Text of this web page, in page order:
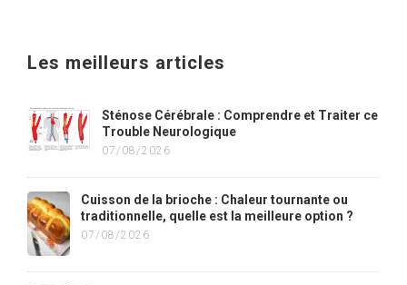
Les meilleurs articles
Sténose Cérébrale : Comprendre et Traiter ce
Trouble Neurologique
07/08/2026
Cuisson de la brioche : Chaleur tournante ou
traditionnelle, quelle est la meilleure option ?
07/08/2026